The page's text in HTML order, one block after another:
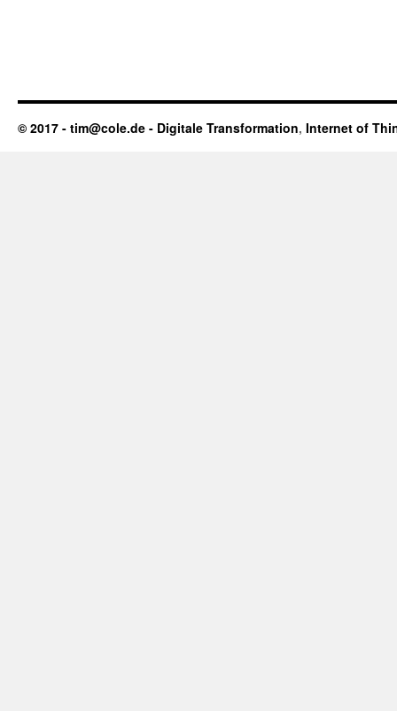
© 2017 - tim@cole.de - Digitale Transformation, Internet of